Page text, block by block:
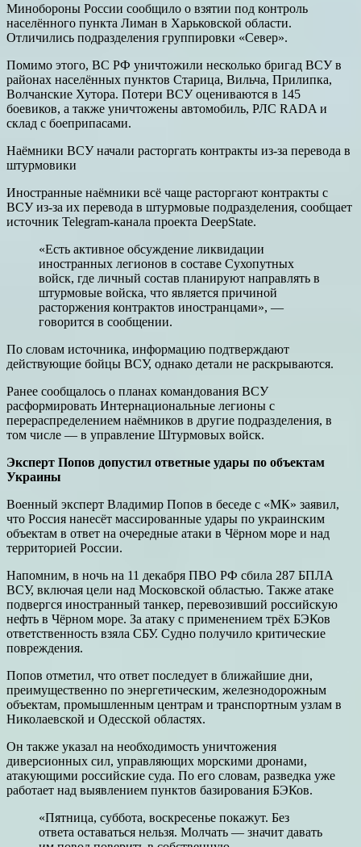
Минобороны России сообщило о взятии под контроль
населённого пункта Лиман в Харьковской области.
Отличились подразделения группировки «Север».
Помимо этого, ВС РФ уничтожили несколько бригад ВСУ в
районах населённых пунктов Старица, Вильча, Прилипка,
Волчанские Хутора. Потери ВСУ оцениваются в 145
боевиков, а также уничтожены автомобиль, РЛС RADA и
склад с боеприпасами.
Наёмники ВСУ начали расторгать контракты из-за перевода в
штурмовики
Иностранные наёмники всё чаще расторгают контракты с
ВСУ из-за их перевода в штурмовые подразделения, сообщает
источник Telegram-канала проекта DeepState.
«Есть активное обсуждение ликвидации
иностранных легионов в составе Сухопутных
войск, где личный состав планируют направлять в
штурмовые войска, что является причиной
расторжения контрактов иностранцами», —
говорится в сообщении.
По словам источника, информацию подтверждают
действующие бойцы ВСУ, однако детали не раскрываются.
Ранее сообщалось о планах командования ВСУ
расформировать Интернациональные легионы с
перераспределением наёмников в другие подразделения, в
том числе — в управление Штурмовых войск.
Эксперт Попов допустил ответные удары по объектам
Украины
Военный эксперт Владимир Попов в беседе с «МК» заявил,
что Россия нанесёт массированные удары по украинским
объектам в ответ на очередные атаки в Чёрном море и над
территорией России.
Напомним, в ночь на 11 декабря ПВО РФ сбила 287 БПЛА
ВСУ, включая цели над Московской областью. Также атаке
подвергся иностранный танкер, перевозивший российскую
нефть в Чёрном море. За атаку с применением трёх БЭКов
ответственность взяла СБУ. Судно получило критические
повреждения.
Попов отметил, что ответ последует в ближайшие дни,
преимущественно по энергетическим, железнодорожным
объектам, промышленным центрам и транспортным узлам в
Николаевской и Одесской областях.
Он также указал на необходимость уничтожения
диверсионных сил, управляющих морскими дронами,
атакующими российские суда. По его словам, разведка уже
работает над выявлением пунктов базирования БЭКов.
«Пятница, суббота, воскресенье покажут. Без
ответа оставаться нельзя. Молчать — значит давать